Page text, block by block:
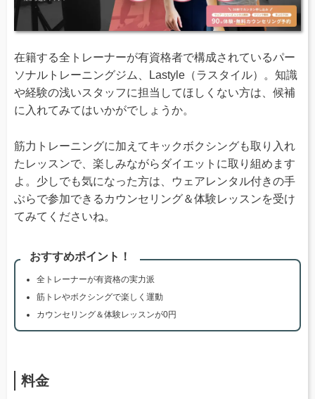
在籍する全トレーナーが有資格者で構成されているパー
ソナルトレーニングジム、Lastyle（ラスタイル）。知識
や経験の浅いスタッフに担当してほしくない方は、候補
に入れてみてはいかがでしょうか。
筋力トレーニングに加えてキックボクシングも取り入れ
たレッスンで、楽しみながらダイエットに取り組めます
よ。少しでも気になった方は、ウェアレンタル付きの手
ぶらで参加できるカウンセリング＆体験レッスンを受け
てみてくださいね。
おすすめポイント！
全トレーナーが有資格の実力派
筋トレやボクシングで楽しく運動
カウンセリング＆体験レッスンが0円
料金